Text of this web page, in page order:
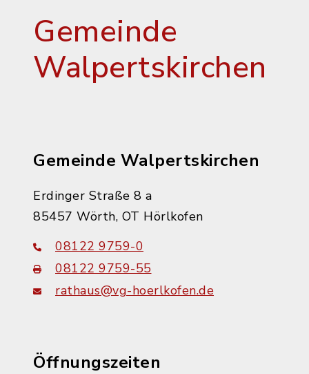
Gemeinde
Walpertskirchen
Gemeinde Walpertskirchen
Erdinger Straße 8 a
85457 Wörth, OT Hörlkofen
08122 9759-0
08122 9759-55
rathaus@vg-hoerlkofen.de
Öffnungszeiten